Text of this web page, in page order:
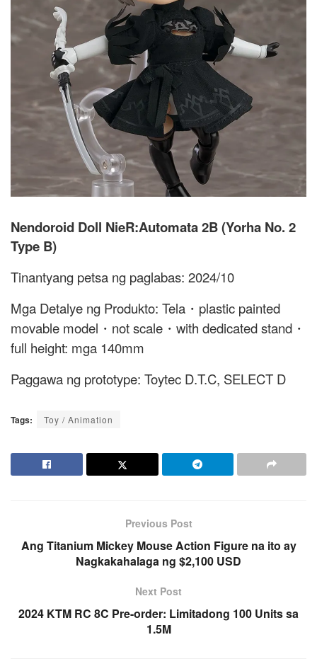
Nendoroid Doll NieR:Automata 2B (Yorha No. 2
Type B)
Tinantyang petsa ng paglabas: 2024/10
Mga Detalye ng Produkto: Tela・plastic painted
movable model・not scale・with dedicated stand・
full height: mga 140mm
Paggawa ng prototype: Toytec D.T.C, SELECT D
Tags: Toy / Animation
Previous Post
Ang Titanium Mickey Mouse Action Figure na ito ay
Nagkakahalaga ng $2,100 USD
Next Post
2024 KTM RC 8C Pre-order: Limitadong 100 Units sa
1.5M